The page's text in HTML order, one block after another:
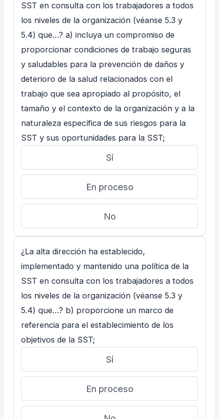
SST en consulta con los trabajadores a todos
los niveles de la organización (véanse 5.3 y
5.4) que…? a) incluya un compromiso de
proporcionar condiciones de trabajo seguras
y saludables para la prevención de daños y
deterioro de la salud relacionados con el
trabajo que sea apropiado al propósito, el
tamaño y el contexto de la organización y a la
naturaleza específica de sus riesgos para la
SST y sus oportunidades para la SST;
Sí
En proceso
No
¿La alta dirección ha establecido,
implementado y mantenido una política de la
SST en consulta con los trabajadores a todos
los niveles de la organización (véanse 5.3 y
5.4) que…? b) proporcione un marco de
referencia para el establecimiento de los
objetivos de la SST;
Sí
En proceso